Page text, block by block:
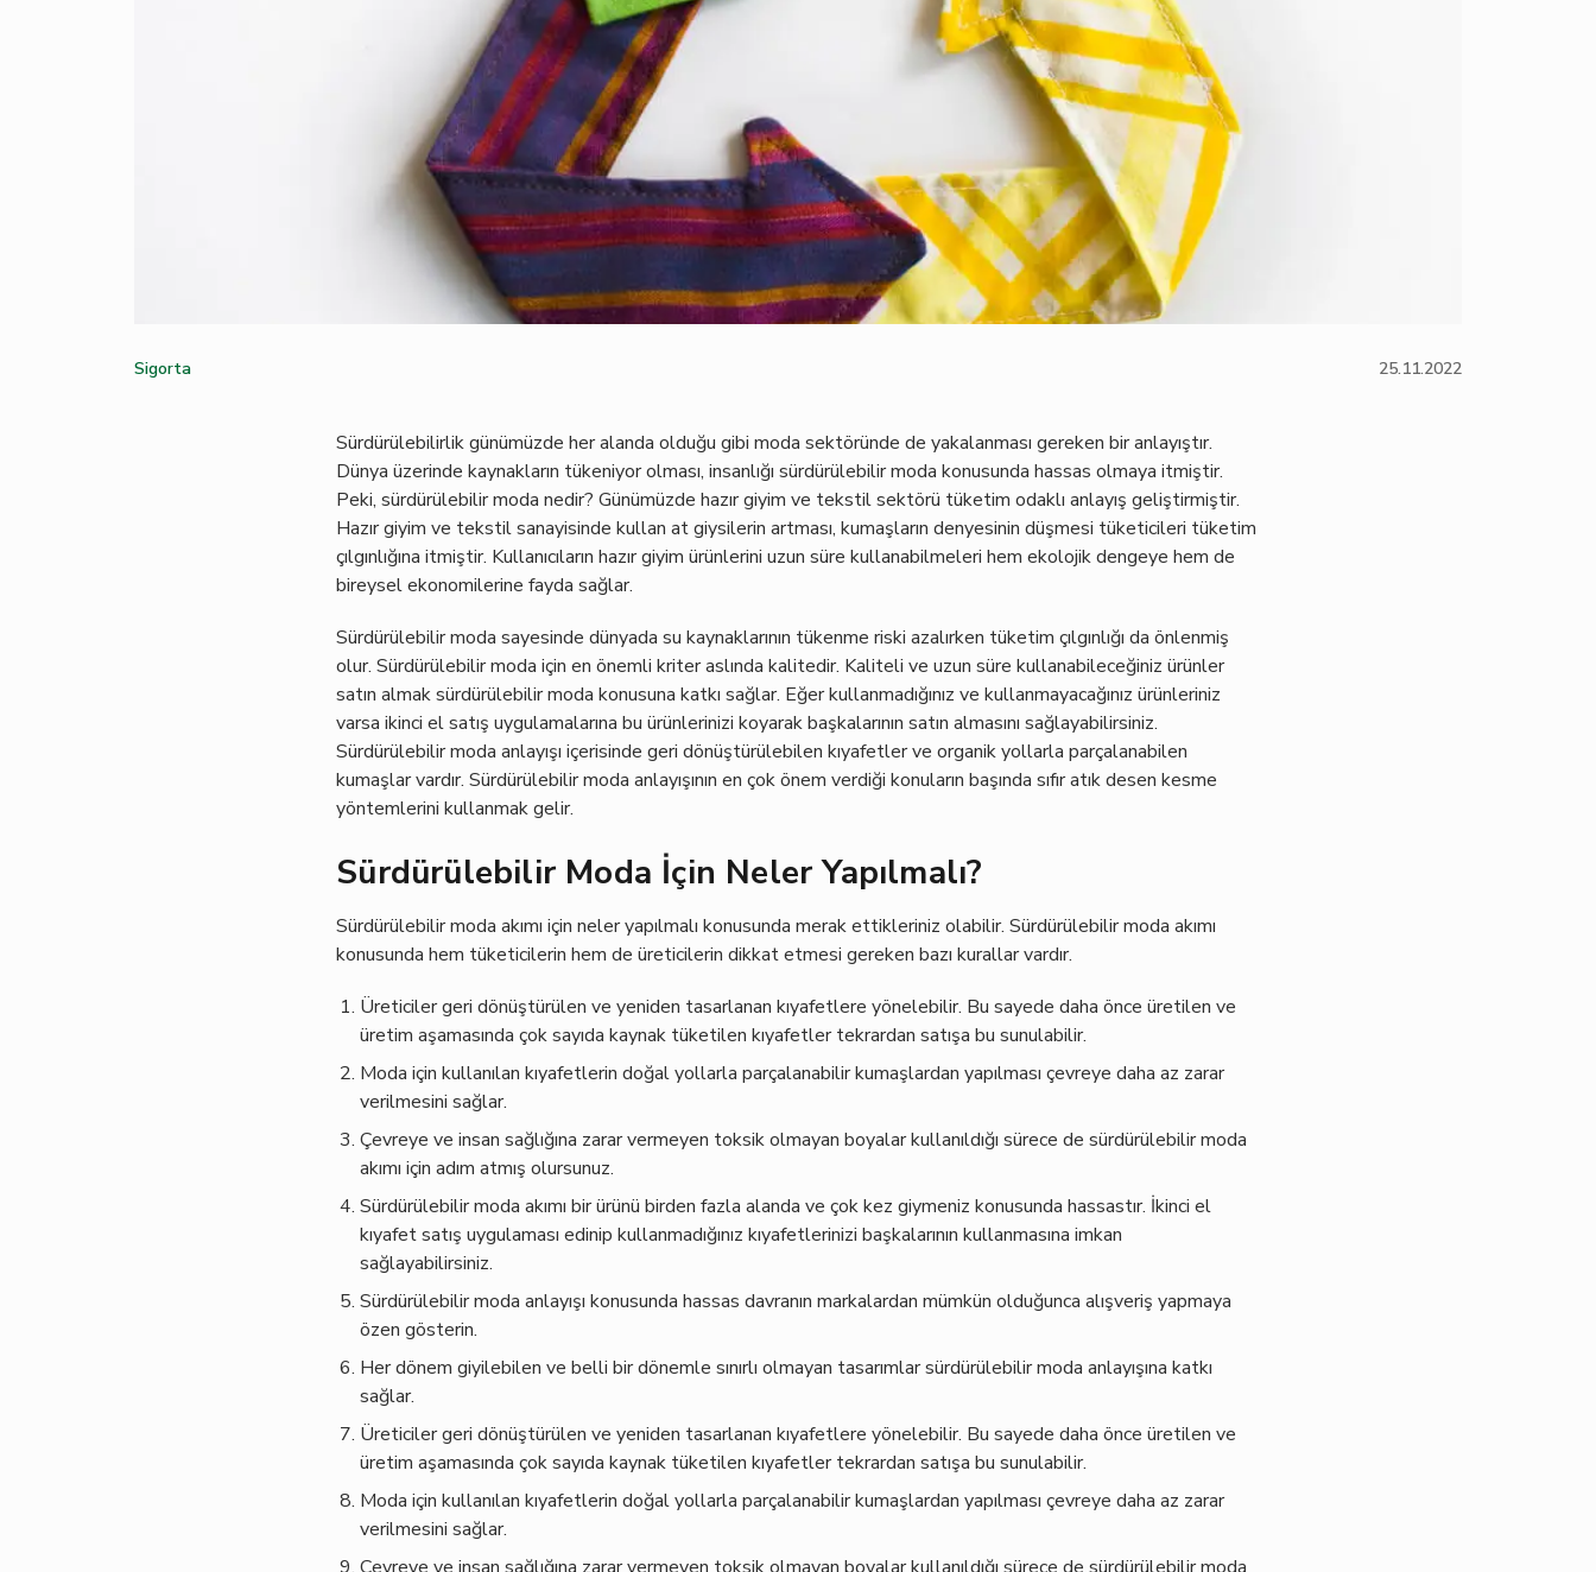
Sigorta 25.11.2022
Sürdürülebilirlik günümüzde her alanda olduğu gibi moda sektöründe de yakalanması gereken bir anlayıştır.
Dünya üzerinde kaynakların tükeniyor olması, insanlığı sürdürülebilir moda konusunda hassas olmaya itmiştir.
Peki, sürdürülebilir moda nedir? Günümüzde hazır giyim ve tekstil sektörü tüketim odaklı anlayış geliştirmiştir.
Hazır giyim ve tekstil sanayisinde kullan at giysilerin artması, kumaşların denyesinin düşmesi tüketicileri tüketim
çılgınlığına itmiştir. Kullanıcıların hazır giyim ürünlerini uzun süre kullanabilmeleri hem ekolojik dengeye hem de
bireysel ekonomilerine fayda sağlar.
Sürdürülebilir moda sayesinde dünyada su kaynaklarının tükenme riski azalırken tüketim çılgınlığı da önlenmiş
olur. Sürdürülebilir moda için en önemli kriter aslında kalitedir. Kaliteli ve uzun süre kullanabileceğiniz ürünler
satın almak sürdürülebilir moda konusuna katkı sağlar. Eğer kullanmadığınız ve kullanmayacağınız ürünleriniz
varsa ikinci el satış uygulamalarına bu ürünlerinizi koyarak başkalarının satın almasını sağlayabilirsiniz.
Sürdürülebilir moda anlayışı içerisinde geri dönüştürülebilen kıyafetler ve organik yollarla parçalanabilen
kumaşlar vardır. Sürdürülebilir moda anlayışının en çok önem verdiği konuların başında sıfır atık desen kesme
yöntemlerini kullanmak gelir.
Sürdürülebilir Moda İçin Neler Yapılmalı?
Sürdürülebilir moda akımı için neler yapılmalı konusunda merak ettikleriniz olabilir. Sürdürülebilir moda akımı
konusunda hem tüketicilerin hem de üreticilerin dikkat etmesi gereken bazı kurallar vardır.
Üreticiler geri dönüştürülen ve yeniden tasarlanan kıyafetlere yönelebilir. Bu sayede daha önce üretilen ve
üretim aşamasında çok sayıda kaynak tüketilen kıyafetler tekrardan satışa bu sunulabilir.
Moda için kullanılan kıyafetlerin doğal yollarla parçalanabilir kumaşlardan yapılması çevreye daha az zarar
verilmesini sağlar.
Çevreye ve insan sağlığına zarar vermeyen toksik olmayan boyalar kullanıldığı sürece de sürdürülebilir moda
akımı için adım atmış olursunuz.
Sürdürülebilir moda akımı bir ürünü birden fazla alanda ve çok kez giymeniz konusunda hassastır. İkinci el
kıyafet satış uygulaması edinip kullanmadığınız kıyafetlerinizi başkalarının kullanmasına imkan
sağlayabilirsiniz.
Sürdürülebilir moda anlayışı konusunda hassas davranın markalardan mümkün olduğunca alışveriş yapmaya
özen gösterin.
Her dönem giyilebilen ve belli bir dönemle sınırlı olmayan tasarımlar sürdürülebilir moda anlayışına katkı
sağlar.
Üreticiler geri dönüştürülen ve yeniden tasarlanan kıyafetlere yönelebilir. Bu sayede daha önce üretilen ve
üretim aşamasında çok sayıda kaynak tüketilen kıyafetler tekrardan satışa bu sunulabilir.
Moda için kullanılan kıyafetlerin doğal yollarla parçalanabilir kumaşlardan yapılması çevreye daha az zarar
verilmesini sağlar.